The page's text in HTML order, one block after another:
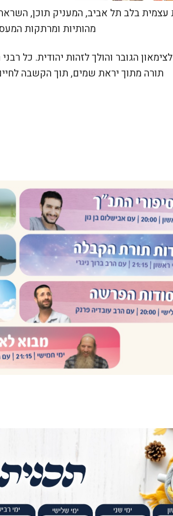
עצמית בלב תל אביב, המעניק תוכן,
מהותיות ומרתקות
הגובר והולך לזהות יהודית. כל
תורה מתוך יראת שמים, תוך הקשבה